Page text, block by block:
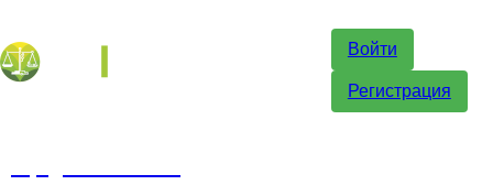
Войти
Регистрация